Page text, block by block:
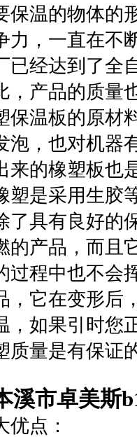
保温的物体的
力，一直在不
已经达到了全
，产品的质量
保温板的原材
泡，也对机器
来的橡塑板也
塑是采用生胶
了具有良好的
的产品，而且
过程中也不会
，它在变形后
，如果引时您
质量是有保证
溪市卓美斯
优点：